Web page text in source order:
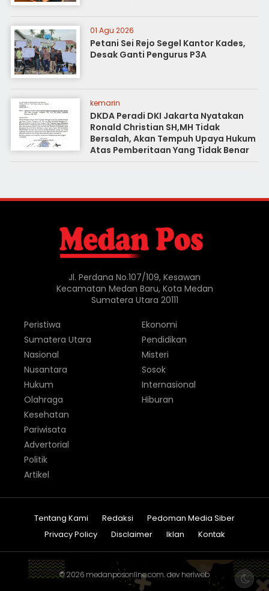
01 Agu 2026
Petani Sei Rejo Segel Kantor Kades,
Desak Ganti Pengurus P3A
kemarin
DKDA Peradi DKI Jakarta Nyatakan
Ronald Christian SH,MH Tidak
Bersalah, Akan Tempuh Upaya Hukum
Atas Pemberitaan Yang Tidak Benar
Jl. Perdana No.107/109, Kesawan
Kecamatan Medan Baru, Kota Medan
Sumatera Utara 20111
Peristiwa
Sumatera Utara
Nasional
Nusantara
Hukum
Olahraga
Ekonomi
Pendidikan
Misteri
Sosok
Internasional
Hiburan
Kesehatan
Pariwisata
Advertorial
Politik
Artikel
Tentang Kami Redaksi
Pedoman Media Siber
Privacy Policy
Disclaimer Iklan Kontak
© 2026 medanposonline.com. dev heriweb